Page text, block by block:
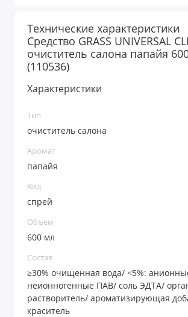
Технические характеристики
Средство GRASS UNIVERSAL
очиститель салона папайя
(110536)
Характеристики
Тип
очиститель салона
Аромат
папайя
Вид
спрей
Объем
600 мл
Состав
≥30% очищенная вода/ <5%:
неионногенные ПАВ/ соль ЭДТА/
растворитель/ ароматизирующая
краситель